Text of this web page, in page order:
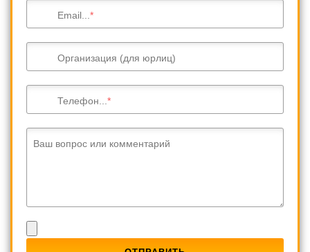
Email...
Организация (для юрлиц)
Телефон...
Ваш вопрос или комментарий